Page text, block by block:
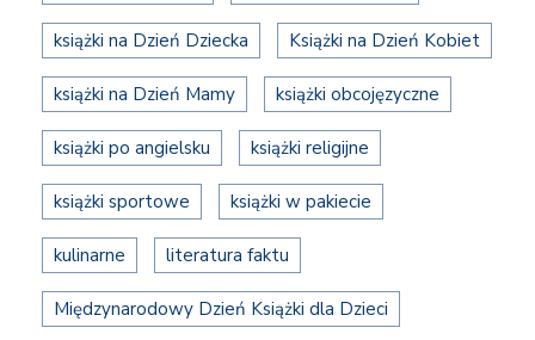
książki na Dzień Dziecka Książki na Dzień Kobiet
książki na Dzień Mamy książki obcojęzyczne
książki po angielsku książki religijne
książki sportowe książki w pakiecie
kulinarne literatura faktu
Międzynarodowy Dzień Książki dla Dzieci